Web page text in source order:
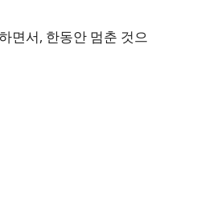
면서, 한동안 멈춘 것으